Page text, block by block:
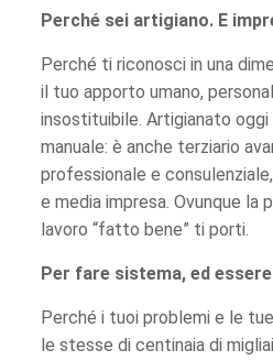
Perché sei artigiano. E
Perché ti riconosci in una
il tuo apporto umano,
insostituibile. Artigianato oggi
manuale: è anche terziario
professionale e
e media impresa. Ovunque la
lavoro “fatto bene” ti porti.
Per fare sistema, ed
Perché i tuoi problemi e le
le stesse di centinaia di